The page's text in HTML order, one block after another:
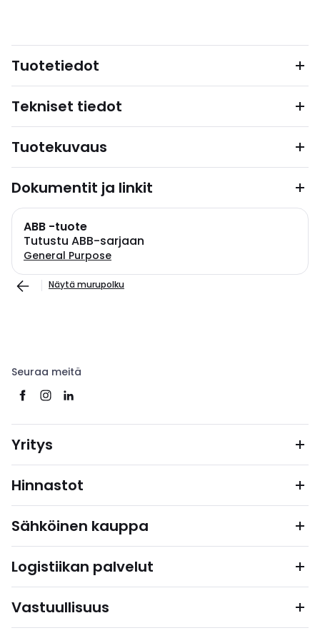
Tuotetiedot
Tekniset tiedot
Tuotekuvaus
Dokumentit ja linkit
ABB -tuote
Tutustu ABB-sarjaan
General Purpose
Näytä murupolku
Seuraa meitä
Yritys
Hinnastot
Sähköinen kauppa
Logistiikan palvelut
Vastuullisuus